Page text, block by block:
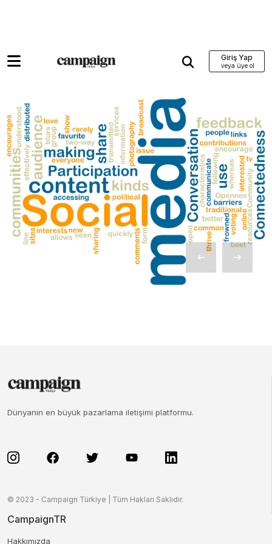
Giriş Yap
Dünyanın en büyük pazarlama iletişimi platformu.
© 2023 - Campaign Türkiye | Tüm Hakları Saklıdır.
CampaignTR
Hakkımızda